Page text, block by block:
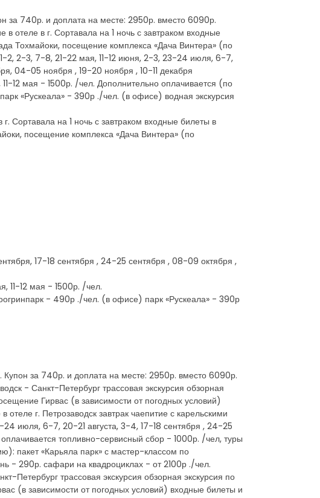
за 740р. и доплата на месте: 2950р. вместо 6090р.
отеле в г. Сортавала на 1 ночь с завтраком входные
Тохмайоки, посещение комплекса «Дача Винтера» (по
1-2, 2-3, 7-8, 21-22 мая, 11-12 июня, 2-3, 23-24 июля, 6-7,
04-05 ноября , 19-20 ноября , 10-11 декабря
12 мая - 1500р. /чел. Дополнительно оплачивается (по
«Рускеала» - 390р ./чел. (в офисе) водная экскурсия
Сортавала на 1 ночь с завтраком входные билеты в
посещение комплекса «Дача Винтера» (по
17-18 сентября , 24-25 сентября , 08-09 октября ,
11-12 мая - 1500р. /чел.
- 490р ./чел. (в офисе) парк «Рускеала» - 390р
за 740р. и доплата на месте: 2950р. вместо 6090р.
- Санкт-Петербург трассовая экскурсия обзорная
Гирвас (в зависимости от погодных условий)
г. Петрозаводск завтрак чаепитие с карельскими
июля, 6-7, 20-21 августа, 3-4, 17-18 сентября , 24-25
топливно-сервисный сбор - 1000р. /чел, туры
пакет «Карьяла парк» с мастер-классом по
- 290р. сафари на квадроциклах - от 2100р ./чел.
Петербург трассовая экскурсия обзорная экскурсия по
(в зависимости от погодных условий) входные билеты и